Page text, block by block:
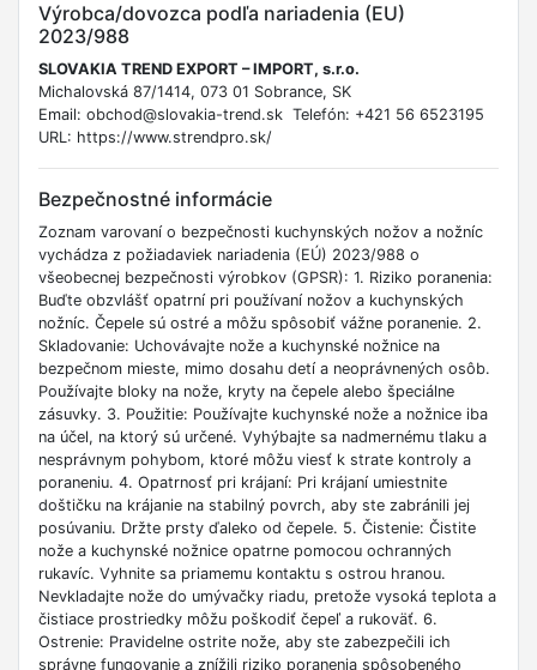
Výrobca/dovozca podľa nariadenia (EU)
2023/988
SLOVAKIA TREND EXPORT – IMPORT, s.r.o.
Michalovská 87/1414, 073 01 Sobrance, SK
Email: obchod@slovakia-trend.sk Telefón: +421 56 6523195
URL: https://www.strendpro.sk/
Bezpečnostné informácie
Zoznam varovaní o bezpečnosti kuchynských nožov a nožníc
vychádza z požiadaviek nariadenia (EÚ) 2023/988 o
všeobecnej bezpečnosti výrobkov (GPSR): 1. Riziko poranenia:
Buďte obzvlášť opatrní pri používaní nožov a kuchynských
nožníc. Čepele sú ostré a môžu spôsobiť vážne poranenie. 2.
Skladovanie: Uchovávajte nože a kuchynské nožnice na
bezpečnom mieste, mimo dosahu detí a neoprávnených osôb.
Používajte bloky na nože, kryty na čepele alebo špeciálne
zásuvky. 3. Použitie: Používajte kuchynské nože a nožnice iba
na účel, na ktorý sú určené. Vyhýbajte sa nadmernému tlaku a
nesprávnym pohybom, ktoré môžu viesť k strate kontroly a
poraneniu. 4. Opatrnosť pri krájaní: Pri krájaní umiestnite
doštičku na krájanie na stabilný povrch, aby ste zabránili jej
posúvaniu. Držte prsty ďaleko od čepele. 5. Čistenie: Čistite
nože a kuchynské nožnice opatrne pomocou ochranných
rukavíc. Vyhnite sa priamemu kontaktu s ostrou hranou.
Nevkladajte nože do umývačky riadu, pretože vysoká teplota a
čistiace prostriedky môžu poškodiť čepeľ a rukoväť. 6.
Ostrenie: Pravidelne ostrite nože, aby ste zabezpečili ich
správne fungovanie a znížili riziko poranenia spôsobeného